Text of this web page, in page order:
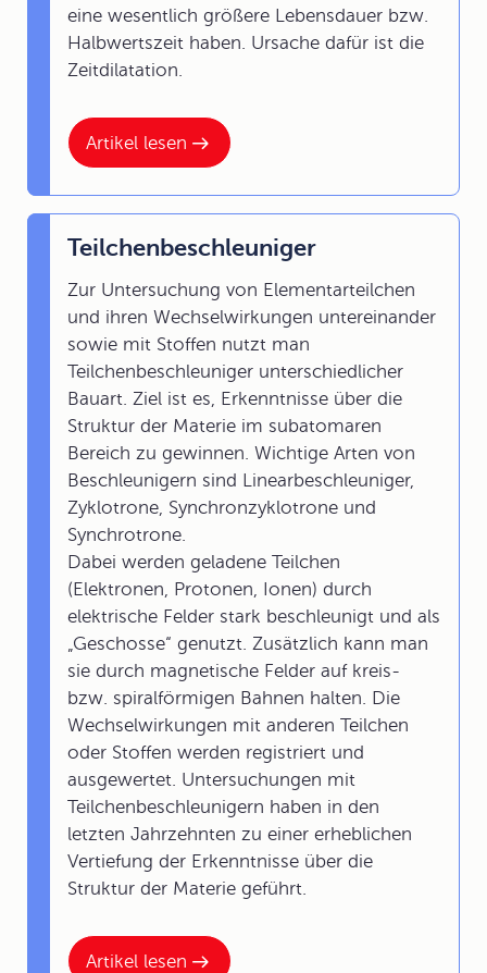
Artikel lesen
eine wesentlich größere Lebensdauer bzw.
Halbwertszeit haben. Ursache dafür ist die
Zeitdilatation.
Artikel lesen
Teilchenbeschleuniger
Zur Untersuchung von Elementarteilchen
und ihren Wechselwirkungen untereinander
sowie mit Stoffen nutzt man
Teilchenbeschleuniger unterschiedlicher
Bauart. Ziel ist es, Erkenntnisse über die
Struktur der Materie im subatomaren
Bereich zu gewinnen. Wichtige Arten von
Beschleunigern sind Linearbeschleuniger,
Zyklotrone, Synchronzyklotrone und
Synchrotrone.
Dabei werden geladene Teilchen
(Elektronen, Protonen, Ionen) durch
elektrische Felder stark beschleunigt und als
„Geschosse“ genutzt. Zusätzlich kann man
sie durch magnetische Felder auf kreis-
bzw. spiralförmigen Bahnen halten. Die
Wechselwirkungen mit anderen Teilchen
oder Stoffen werden registriert und
ausgewertet. Untersuchungen mit
Teilchenbeschleunigern haben in den
letzten Jahrzehnten zu einer erheblichen
Vertiefung der Erkenntnisse über die
Struktur der Materie geführt.